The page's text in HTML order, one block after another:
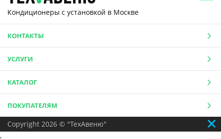
Кондиционеры с установкой в Москве
КОНТАКТЫ
УСЛУГИ
КАТАЛОГ
ПОКУПАТЕЛЯМ
Copyright 2026 © "ТехАвеню"
,